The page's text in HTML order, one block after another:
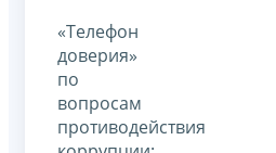
«Телефон
доверия»
по
вопросам
противодействия